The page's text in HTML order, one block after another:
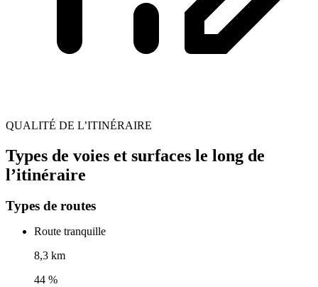
QUALITÉ DE L’ITINÉRAIRE
Types de voies et surfaces le long de
l’itinéraire
Types de routes
Route tranquille
8,3 km
44 %